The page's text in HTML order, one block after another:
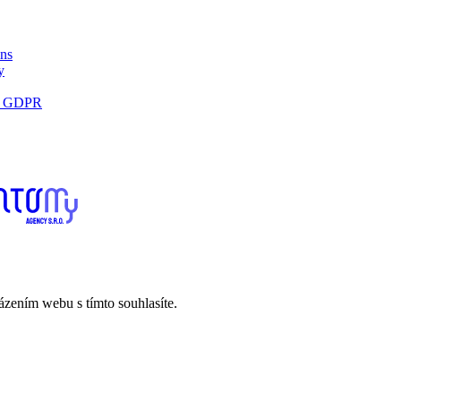
GDPR
webu s tímto souhlasíte.